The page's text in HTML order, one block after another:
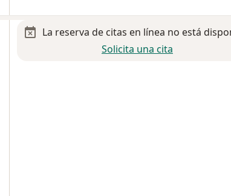
La reserva de citas en línea no está
Solicita una cita